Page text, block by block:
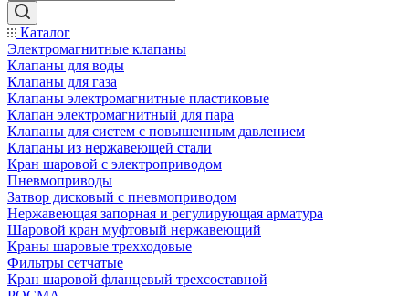
Каталог
Электромагнитные клапаны
Клапаны для воды
Клапаны для газа
Клапаны электромагнитные пластиковые
Клапан электромагнитный для пара
Клапаны для систем с повышенным давлением
Клапаны из нержавеющей стали
Кран шаровой с электроприводом
Пневмоприводы
Затвор дисковый с пневмоприводом
Нержавеющая запорная и регулирующая арматура
Шаровой кран муфтовый нержавеющий
Краны шаровые трехходовые
Фильтры сетчатые
Кран шаровой фланцевый трехсоставной